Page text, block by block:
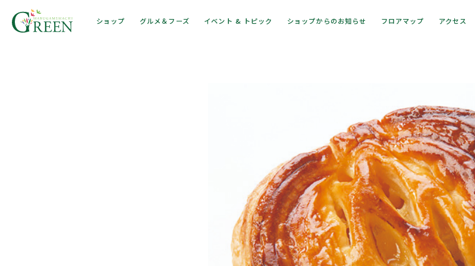
ショップ グルメ＆フーズ イベント & トピック ショップからのお知らせ フロアマップ アクセス